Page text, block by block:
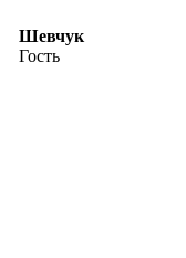
Шевчук
Гость